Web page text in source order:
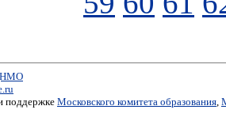
поддержке Московского комитета образования,